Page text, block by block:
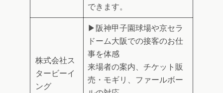
できます。
株式会社ス
タービーイ
ング
▶阪神甲子園球場や京セラ
ドーム大阪での接客のお仕
事を体感
来場者の案内、チケット販
売・モギリ、ファールボー